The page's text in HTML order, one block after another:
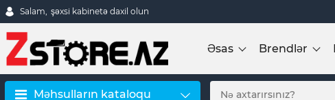
Salam, şəxsi kabinetə daxil olun
Əsas Brendlər
Məhsulların kataloqu